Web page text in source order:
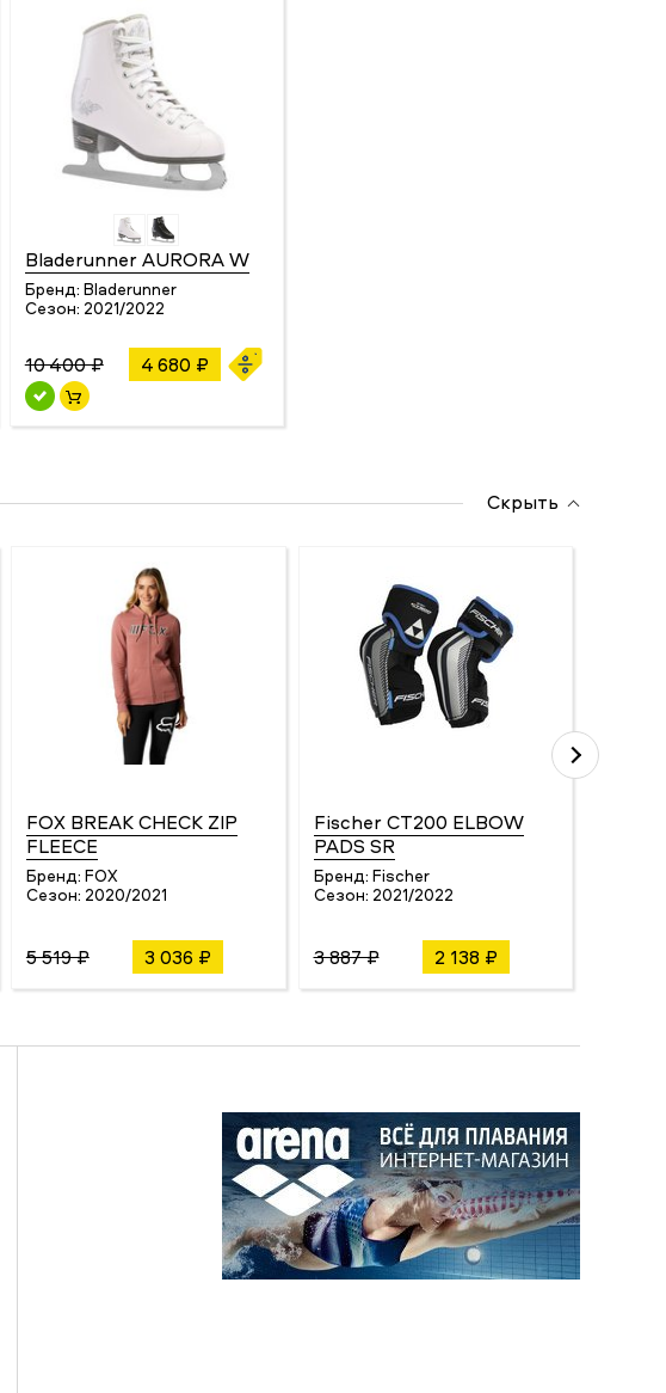
Bladerunner AURORA W
Бренд: Bladerunner
Сезон: 2021/2022
10 400 ₽ 4 680 ₽
Скрыть
FOX BREAK CHECK ZIP
FLEECE
Бренд: FOX
Сезон: 2020/2021
5 519 ₽ 3 036 ₽
Fischer CT200 ELBOW
PADS SR
Бренд: Fischer
Сезон: 2021/2022
3 887 ₽ 2 138 ₽